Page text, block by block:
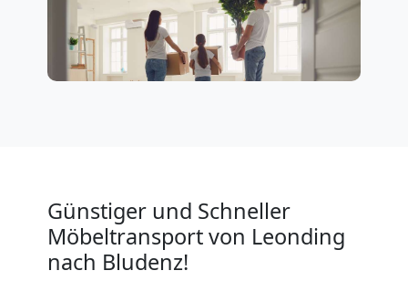
Günstiger und Schneller
Möbeltransport von Leonding
nach Bludenz!
Leonding
Expressumzug
Tragehilfe
Leonding